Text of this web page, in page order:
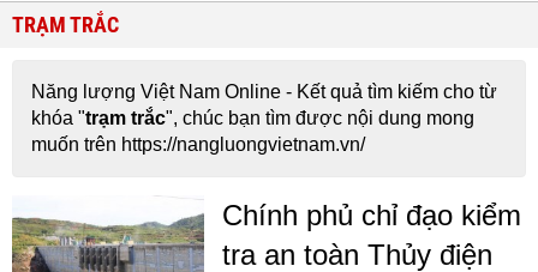
TRẠM TRẮC
Năng lượng Việt Nam Online - Kết quả tìm kiếm cho từ
khóa "trạm trắc", chúc bạn tìm được nội dung mong
muốn trên https://nangluongvietnam.vn/
Chính phủ chỉ đạo kiểm
tra an toàn Thủy điện